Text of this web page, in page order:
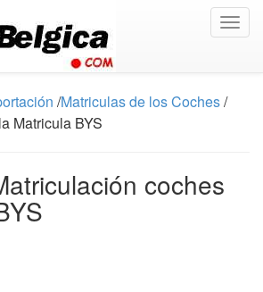
/Matriculas de los Coches/
Matricula BYS
coches